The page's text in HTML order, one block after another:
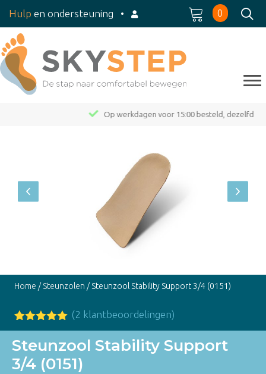
Hulp en ondersteuning • 0
Op werkdagen voor 15:00 besteld, dezelfde dag verzonden
Home / Steunzolen / Steunzool Stability Support 3/4 (0151)
Gewaardeer
d5.00
5
gebaseerd
op
2
klant
(2 klantbeoordelingen)
Steunzool Stability Support
3/4 (0151)